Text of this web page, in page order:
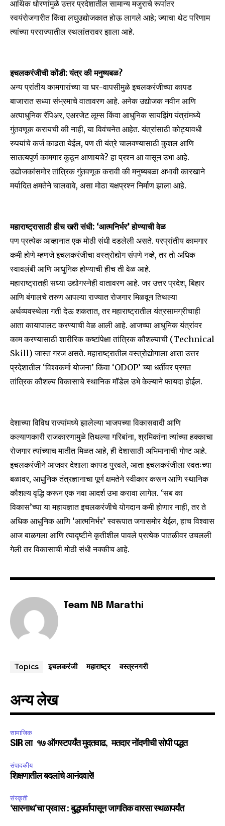
आर्थिक धोरणांमुळे उत्तर प्रदेशातील सामान्य मजुराचे रूपांतर
स्वयंरोजगारीत किंवा लघुउद्योजकात होऊ लागले आहे; ज्याचा थेट परिणाम
त्यांच्या परराज्यातील स्थलांतरावर झाला आहे.
इचलकरंजीची कोंडी: यंत्र की मनुष्यबळ?
अन्य प्रांतीय कामगारांच्या या घर-वापसीमुळे इचलकरंजीच्या कापड
बाजारात सध्या संभ्रमाचे वातावरण आहे. अनेक उद्योजक नवीन आणि
अत्याधुनिक रॅपिअर, एअरजेट लूम्स किंवा आधुनिक सायझिंग यंत्रांमध्ये
गुंतवणूक करायची की नाही, या विवंचनेत आहेत. यंत्रांसाठी कोट्यावधी
रुपयांचे कर्ज काढता येईल, पण ती यंत्रे चालवण्यासाठी कुशल आणि
सातत्यपूर्ण कामगार कुठून आणायचे? हा प्रश्न आ वासून उभा आहे.
उद्योजकांसमोर तांत्रिक गुंतवणूक करावी की मनुष्यबळा अभावी कारखाने
मर्यादित क्षमतेने चालवावे, असा मोठा यक्षप्रश्न निर्माण झाला आहे.
महाराष्ट्रासाठी हीच खरी संधी: ‘आत्मनिर्भर’ होण्याची वेळ
पण प्रत्येक आव्हानात एक मोठी संधी दडलेली असते. परप्रांतीय कामगार
कमी होणे म्हणजे इचलकरंजीचा वस्त्रोद्योग संपणे नव्हे, तर तो अधिक
स्वावलंबी आणि आधुनिक होण्याची हीच ती वेळ आहे.
महाराष्ट्रातही सध्या उद्योगस्नेही वातावरण आहे. जर उत्तर प्रदेश, बिहार
आणि बंगालचे तरुण आपल्या राज्यात रोजगार मिळवून तिथल्या
अर्थव्यवस्थेला गती देऊ शकतात, तर महाराष्ट्रातील यंत्रसामग्रीचाही
आता कायापालट करण्याची वेळ आली आहे. आजच्या आधुनिक यंत्रांवर
काम करण्यासाठी शारीरिक कष्टांपेक्षा तांत्रिक कौशल्याची (Technical
Skill) जास्त गरज असते. महाराष्ट्रातील वस्त्रोद्योगाला आता उत्तर
प्रदेशातील ‘विश्वकर्मा योजना’ किंवा ‘ODOP’ च्या धर्तीवर प्रगत
तांत्रिक कौशल्य विकासाचे स्थानिक मॉडेल उभे केल्याने फायदा होईल.
देशाच्या विविध राज्यांमध्ये झालेल्या भाजपच्या विकासवादी आणि
कल्याणकारी राजकारणामुळे तिथल्या गरिबांना, श्रमिकांना त्यांच्या हक्काचा
रोजगार त्यांच्याच मातीत मिळत आहे, ही देशासाठी अभिमानाची गोष्ट आहे.
इचलकरंजीने आजवर देशाला कापड पुरवले, आता इचलकरंजीला स्वतःच्या
बळावर, आधुनिक तंत्रज्ञानाचा पूर्ण क्षमतेने स्वीकार करून आणि स्थानिक
कौशल्य वृद्धि करून एक नवा आदर्श उभा करावा लागेल. ‘सब का
विकास’च्या या महायज्ञात इचलकरंजीचे योगदान कमी होणार नाही, तर ते
अधिक आधुनिक आणि ‘आत्मनिर्भर’ स्वरूपात जगासमोर येईल, हाच विश्वास
आज बाळगला आणि त्यादृष्टीने कृतीशील पावले प्रत्येक पातळीवर उचलली
गेली तर विकासाची मोठी संधी नक्कीच आहे.
Team NB Marathi
Topics इचलकरंजी महाराष्ट्र वस्त्रनगरी
अन्य लेख
सामाजिक
SIR ला १७ ऑगस्टपर्यंत मुदतवाढ, मतदार नोंदणीची सोपी पद्धत
संपादकीय
शिक्षणातील बदलांचे आनंदवारे!
संस्कृती
‘सारनाथ’चा प्रवास : बुद्धपर्वापासून जागतिक वारसा स्थळापर्यंत